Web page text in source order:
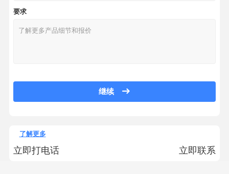
要求
继续
了解更多
立即打电话 立即联系